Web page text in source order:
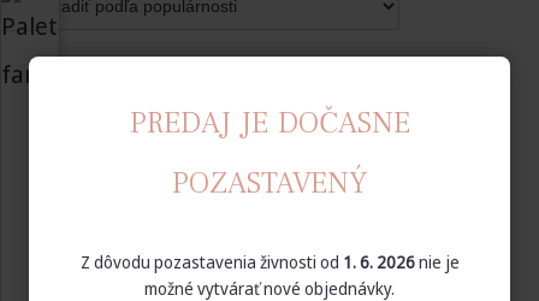
Organza so
ornament červená
36 cm x 9 m
PREDAJ JE DOČASNE
POZASTAVENÝ
Z dôvodu pozastavenia živnosti od 1. 6. 2026nie je
možné vytvárať nové objednávky.